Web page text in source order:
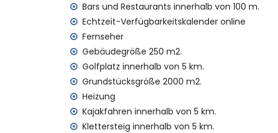
Nächste Stadt: Javea (innerhalb von 1000
Nächster Fluss oder Ufer: Mittelmeer,
Nächster Strand: La Grava, Javea
Nächster Hafen: Aduanas del Mar, Javea
Nächster Park: Montgo, Javea (innerhalb
Nächster Flughafen: Alicante (innerhalb
Zweitnächster Flughafen: Valencia (> 100
Haustiere sind nicht erlaubt
Die Unterkunft ist sehr geeignet für
Bars und Restaurants innerhalb von 100 m.
Echtzeit-Verfügbarkeitskalender online
Fernseher
Gebäudegröße 250 m2.
Golfplatz innerhalb von 5 km.
Grundstücksgröße 2000 m2.
Heizung
Kajakfahren innerhalb von 5 km.
Klettersteig innerhalb von 5 km.